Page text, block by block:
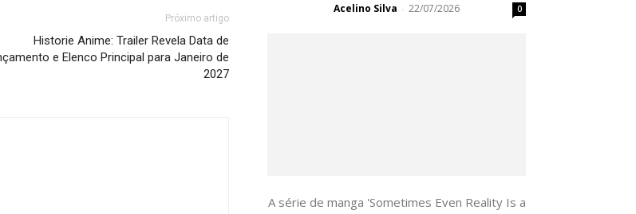
Próximo artigo
Historie Anime: Trailer Revela Data de
e Elenco Principal para Janeiro de
2027
Acelino Silva - 22/07/2026 0
A série de manga 'Sometimes Even Reality Is a